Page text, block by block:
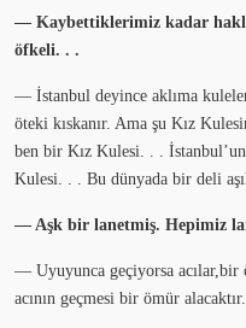
— Kaybettiklerimiz kadar
öfkeli. . .
— İstanbul deyince aklıma
öteki kıskanır. Ama şu Kız
ben bir Kız Kulesi. . .
Kulesi. . . Bu dünyada bir deli
— Aşk bir lanetmiş. Hepimiz
— Uyuyunca geçiyorsa
acının geçmesi bir ömür alacaktır.